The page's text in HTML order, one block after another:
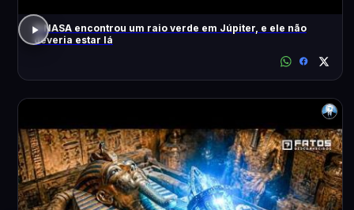
A NASA encontrou um raio verde em Júpiter, e ele não
deveria estar lá